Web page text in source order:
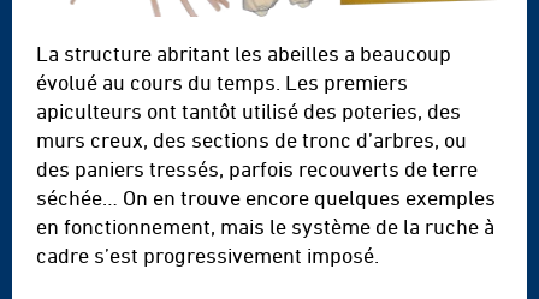
La structure abritant les abeilles a beaucoup
évolué au cours du temps. Les premiers
apiculteurs ont tantôt utilisé des poteries, des
murs creux, des sections de tronc d’arbres, ou
des paniers tressés, parfois recouverts de terre
séchée… On en trouve encore quelques exemples
en fonctionnement, mais le système de la ruche à
cadre s’est progressivement imposé.